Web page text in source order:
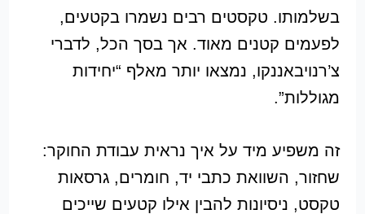
בשלמותו. טקסטים רבים נשמרו בקטעים,
לפעמים קטנים מאוד. אך בסך הכל, לדברי
צ’רנויבאננקו, נמצאו יותר מאלף “יחידות
מגוללות”.
זה משפיע מיד על איך נראית עבודת החוקר:
שחזור, השוואת כתבי יד, חומרים, גרסאות
טקסט, ניסיונות להבין אילו קטעים שייכים